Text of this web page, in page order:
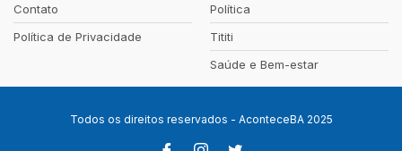
Contato
Política de Privacidade
Política
Tititi
Saúde e Bem-estar
Todos os direitos reservados - AconteceBA 2025